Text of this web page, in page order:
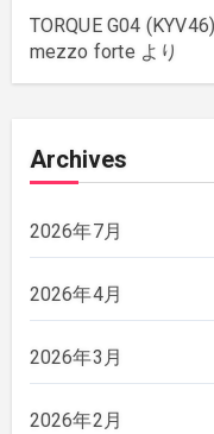
TORQUE G04
mezzo forteより
Archives
2026年7月
2026年4月
2026年3月
2026年2月